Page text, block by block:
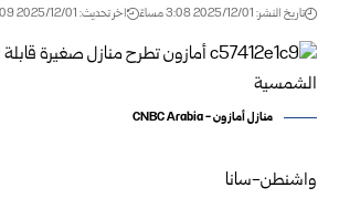
تاريخ النشر: 2025/12/01 3:08 مساءً اخر تحديث: 2025/12/01 3:09 مساءً
منازل أمازون - CNBC Arabia
واشنطن-سانا